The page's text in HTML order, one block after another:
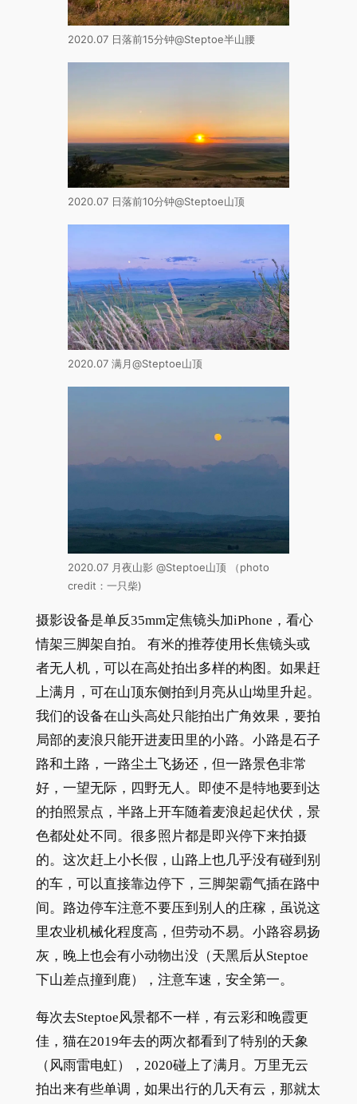
2020.07 日落前15分钟@Steptoe半山腰
2020.07 日落前10分钟@Steptoe山顶
2020.07 满月@Steptoe山顶
2020.07 月夜山影 @Steptoe山顶 （photo
credit：一只柴)
摄影设备是单反35mm定焦镜头加iPhone，看心
情架三脚架自拍。 有米的推荐使用长焦镜头或
者无人机，可以在高处拍出多样的构图。如果赶
上满月，可在山顶东侧拍到月亮从山坳里升起。
我们的设备在山头高处只能拍出广角效果，要拍
局部的麦浪只能开进麦田里的小路。小路是石子
路和土路，一路尘土飞扬还，但一路景色非常
好，一望无际，四野无人。即使不是特地要到达
的拍照景点，半路上开车随着麦浪起起伏伏，景
色都处处不同。很多照片都是即兴停下来拍摄
的。这次赶上小长假，山路上也几乎没有碰到别
的车，可以直接靠边停下，三脚架霸气插在路中
间。路边停车注意不要压到别人的庄稼，虽说这
里农业机械化程度高，但劳动不易。小路容易扬
灰，晚上也会有小动物出没（天黑后从Steptoe
下山差点撞到鹿），注意车速，安全第一。
每次去Steptoe风景都不一样，有云彩和晚霞更
佳，猫在2019年去的两次都看到了特别的天象
（风雨雷电虹），2020碰上了满月。万里无云
拍出来有些单调，如果出行的几天有云，那就太